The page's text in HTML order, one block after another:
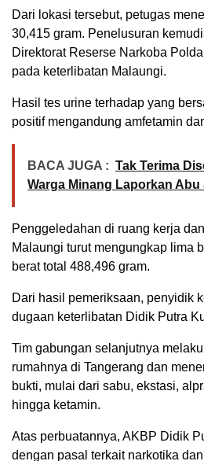
Dari lokasi tersebut, petugas
30,415 gram. Penelusuran
Direktorat Reserse Narkoba
pada keterlibatan Malaungi.
Hasil tes urine terhadap yang
positif mengandung amfetamin
BACA JUGA : Tak Terima
Warga Minang Laporkan
Penggeledahan di ruang kerja
Malaungi turut mengungkap lima
berat total 488,496 gram.
Dari hasil pemeriksaan, penyidik
dugaan keterlibatan Didik Putra
Tim gabungan selanjutnya
rumahnya di Tangerang dan
bukti, mulai dari sabu, ekstasi,
hingga ketamin.
Atas perbuatannya, AKBP Didik
dengan pasal terkait narkotika